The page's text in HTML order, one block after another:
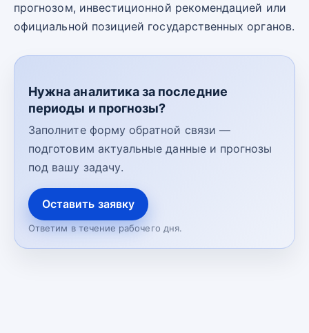
прогнозом, инвестиционной рекомендацией или
официальной позицией государственных органов.
Нужна аналитика за последние
периоды и прогнозы?
Заполните форму обратной связи —
подготовим актуальные данные и прогнозы
под вашу задачу.
Оставить заявку
Ответим в течение рабочего дня.